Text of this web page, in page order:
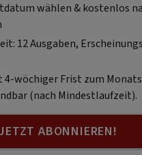
wählen & kostenlos
12 Ausgaben,
wöchiger Frist zum
(nach Mindestlaufzeit).
ABONNIEREN!